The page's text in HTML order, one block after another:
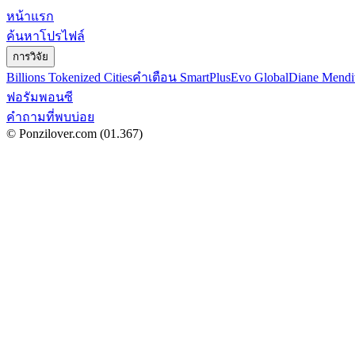
หน้าแรก
ค้นหาโปรไฟล์
การวิจัย
Billions Tokenized Citiesคำเตือน SmartPlusEvo GlobalDiane
ฟอรัมพอนซี
คำถามที่พบบ่อย
© Ponzilover.com (01.367)